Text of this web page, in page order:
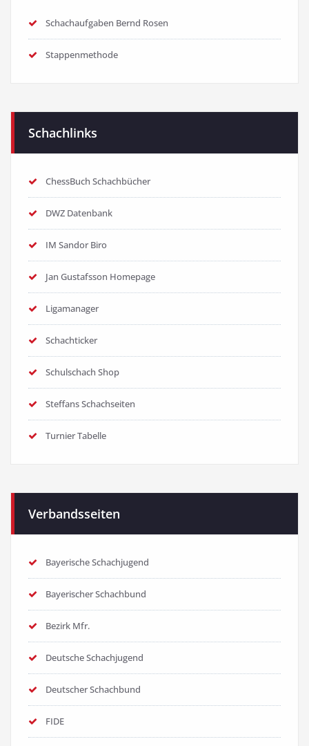
Schachaufgaben Bernd Rosen
Stappenmethode
Schachlinks
ChessBuch Schachbücher
DWZ Datenbank
IM Sandor Biro
Jan Gustafsson Homepage
Ligamanager
Schachticker
Schulschach Shop
Steffans Schachseiten
Turnier Tabelle
Verbandsseiten
Bayerische Schachjugend
Bayerischer Schachbund
Bezirk Mfr.
Deutsche Schachjugend
Deutscher Schachbund
FIDE